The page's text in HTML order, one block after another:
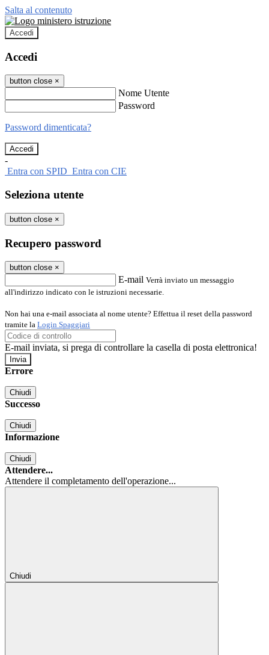
Salta al contenuto
Accedi
Accedi
button close ×
Nome Utente
Password
Password dimenticata?
-
Entra con SPID Entra con CIE
Seleziona utente
button close ×
Recupero password
button close ×
E-mail Verrà inviato un messaggio
all'indirizzo indicato con le istruzioni necessarie.
Non hai una e-mail associata al nome utente? Effettua il reset della password
tramite la Login Spaggiari
E-mail inviata, si prega di controllare la casella di posta elettronica!
Errore
Chiudi
Successo
Chiudi
Informazione
Chiudi
Attendere...
Attendere il completamento dell'operazione...
Chiudi